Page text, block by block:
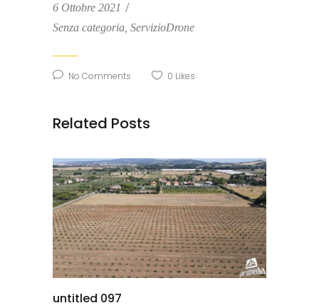
6 Ottobre 2021
Senza categoria ServizioDrone
No Comments 0 Likes
Related Posts
untitled 097